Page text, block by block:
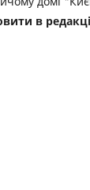
в